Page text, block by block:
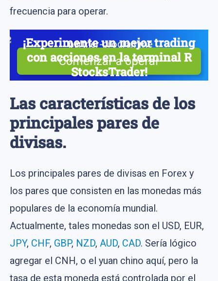
frecuencia para operar.
¡Experimente un mejor trading
con acciones en la terminal R
StocksTrader!
de estrategias gratuito
Comenzar a operar
Las características de los
principales pares de
divisas.
Los principales pares de divisas en Forex y
los pares que consisten en las monedas más
populares de la economía mundial.
Actualmente, tales monedas son el USD, EUR,
JPY, CHF, GBP, NZD, AUD, CAD. Sería lógico
agregar el CNH, o el yuan chino aquí, pero la
tasa de esta moneda está controlada por el